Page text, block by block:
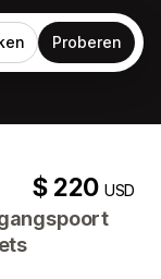
Proberen
$ 220USD